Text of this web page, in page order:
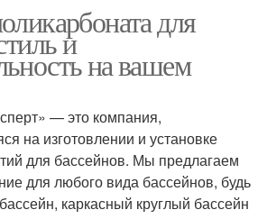
для
и
на вашем
— это компания,
на изготовлении и установке
для бассейнов. Мы предлагаем
для любого вида бассейнов, будь
каркасный круглый бассейн